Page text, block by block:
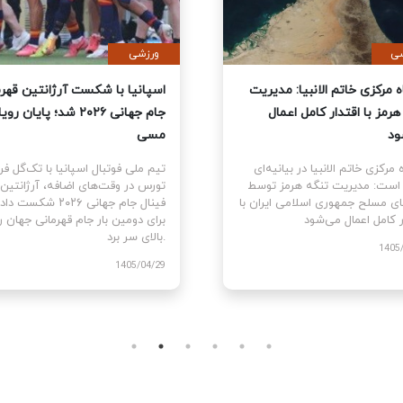
نمایندگان آمریکا قطعنامه
جنگ علیه ایران را تصویب کرد
نمایندگان ایالات متحده
قطعنامه اختیارات جنگی برای
توقف و پایان جنگ علیه ایران را با ۲۱۵
رای موافق در برابر ۲۰۸ رای مخالف
سیاسی
قرارگاه مرکزی خاتم الانبیا:
تنگه هرمز با اقتدار کامل اعمال
می‌شود
قرارگاه مرکزی خاتم الانبیا در
آورده است: مدیریت تنگه هرمز
نیروهای مسلح جمهوری اسلامی
اقتدار کامل اعمال می‌شود.